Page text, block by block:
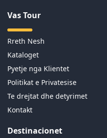
Vas Tour
Rreth Nesh
Kataloget
Pyetje nga Klientet
Politikat e Privatesise
Te drejtat dhe detyrimet
Kontakt
Destinacionet